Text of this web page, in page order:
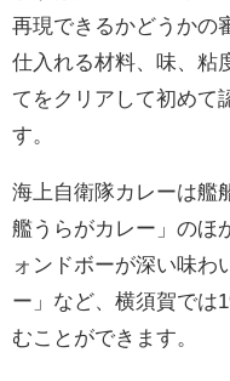
再現できるかどうかの
仕入れる材料、味、粘
てをクリアして初めて
す。
海上自衛隊カレーは艦
艦うらがカレー」のほ
ォンドボーが深い味わ
ー」など、横須賀では
むことができます。